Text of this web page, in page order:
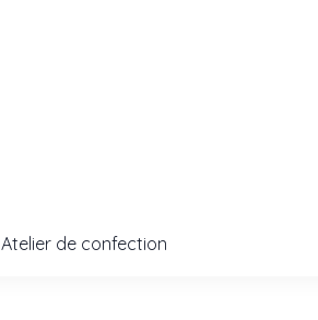
Atelier de confection